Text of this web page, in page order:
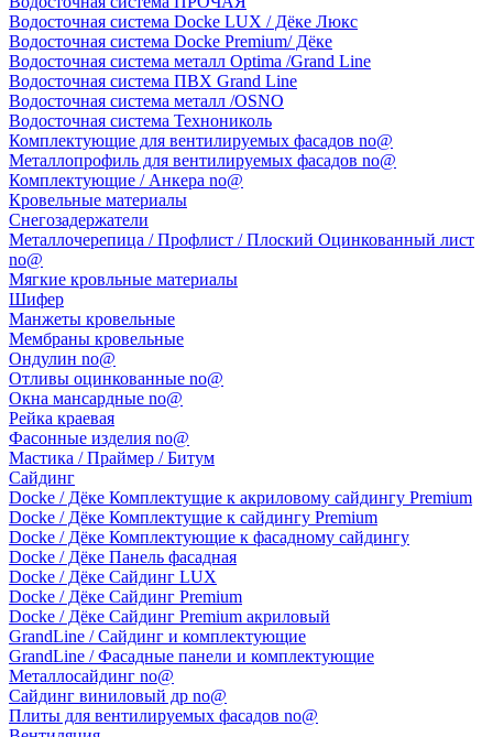
Водосточная система Docke LUX / Дёке Люкс
Водосточная система Docke Premium/ Дёке
Водосточная система металл Optima /Grand Line
Водосточная система ПВХ Grand Line
Водосточная система металл /OSNO
Водосточная система Технониколь
Комплектующие для вентилируемых фасадов no@
Металлопрофиль для вентилируемых фасадов no@
Комплектующие / Анкера no@
Кровельные материалы
Снегозадержатели
Металлочерепица / Профлист / Плоский Оцинкованный лист
no@
Мягкие кровльные материалы
Шифер
Манжеты кровельные
Мембраны кровельные
Ондулин no@
Отливы оцинкованные no@
Окна мансардные no@
Рейка краевая
Фасонные изделия no@
Мастика / Праймер / Битум
Сайдинг
Docke / Дёке Комплектущие к акриловому сайдингу Premium
Docke / Дёке Комплектущие к сайдингу Premium
Docke / Дёке Комплектующие к фасадному сайдингу
Docke / Дёке Панель фасадная
Docke / Дёке Сайдинг LUX
Docke / Дёке Сайдинг Premium
Docke / Дёке Сайдинг Premium акриловый
GrandLine / Сайдинг и комплектующие
GrandLine / Фасадные панели и комплектующие
Металлосайдинг no@
Сайдинг виниловый др no@
Плиты для вентилируемых фасадов no@